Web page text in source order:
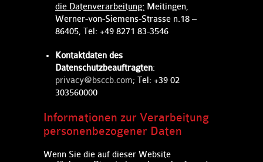
die Datenverarbeitung: Meitingen,
Werner-von-Siemens-Strasse n.18 –
86405, Tel: +49 8271 83-3546
Kontaktdaten des
Datenschutzbeauftragten:
privacy@bsccb.com; Tel: +39 02
303560000
Informationen zur Verarbeitung
personenbezogener Daten​
Wenn Sie die auf dieser Website